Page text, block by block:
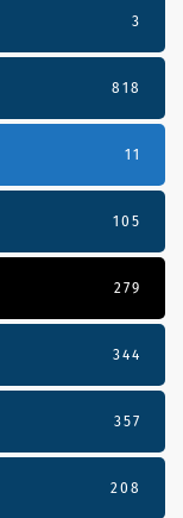
3
818
11
105
279
344
357
208